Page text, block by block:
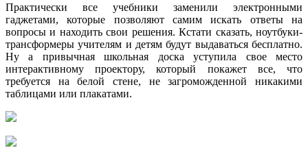
Практически все учебники заменили электронными
гаджетами, которые позволяют самим искать ответы на
вопросы и находить свои решения. Кстати сказать, ноутбуки-
трансформеры учителям и детям будут выдаваться бесплатно.
Ну а привычная школьная доска уступила свое место
интерактивному проектору, который покажет все, что
требуется на белой стене, не загроможденной никакими
таблицами или плакатами.